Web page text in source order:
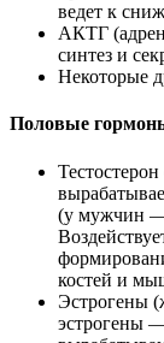
ведет к
АКТГ
синтез и
Некоторые
Половые
(у мужчин
костей и
Эстрогены
эстрогены